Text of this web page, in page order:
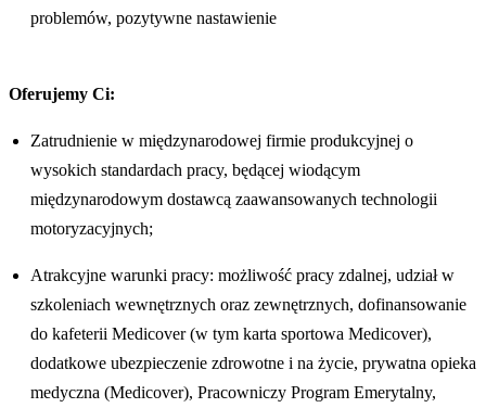
problemów, pozytywne nastawienie
Oferujemy Ci:
Zatrudnienie w międzynarodowej firmie produkcyjnej o
wysokich standardach pracy, będącej wiodącym
międzynarodowym dostawcą zaawansowanych technologii
motoryzacyjnych;
Atrakcyjne warunki pracy: możliwość pracy zdalnej, udział w
szkoleniach wewnętrznych oraz zewnętrznych, dofinansowanie
do kafeterii Medicover (w tym karta sportowa Medicover),
dodatkowe ubezpieczenie zdrowotne i na życie, prywatna opieka
medyczna (Medicover), Pracowniczy Program Emerytalny,